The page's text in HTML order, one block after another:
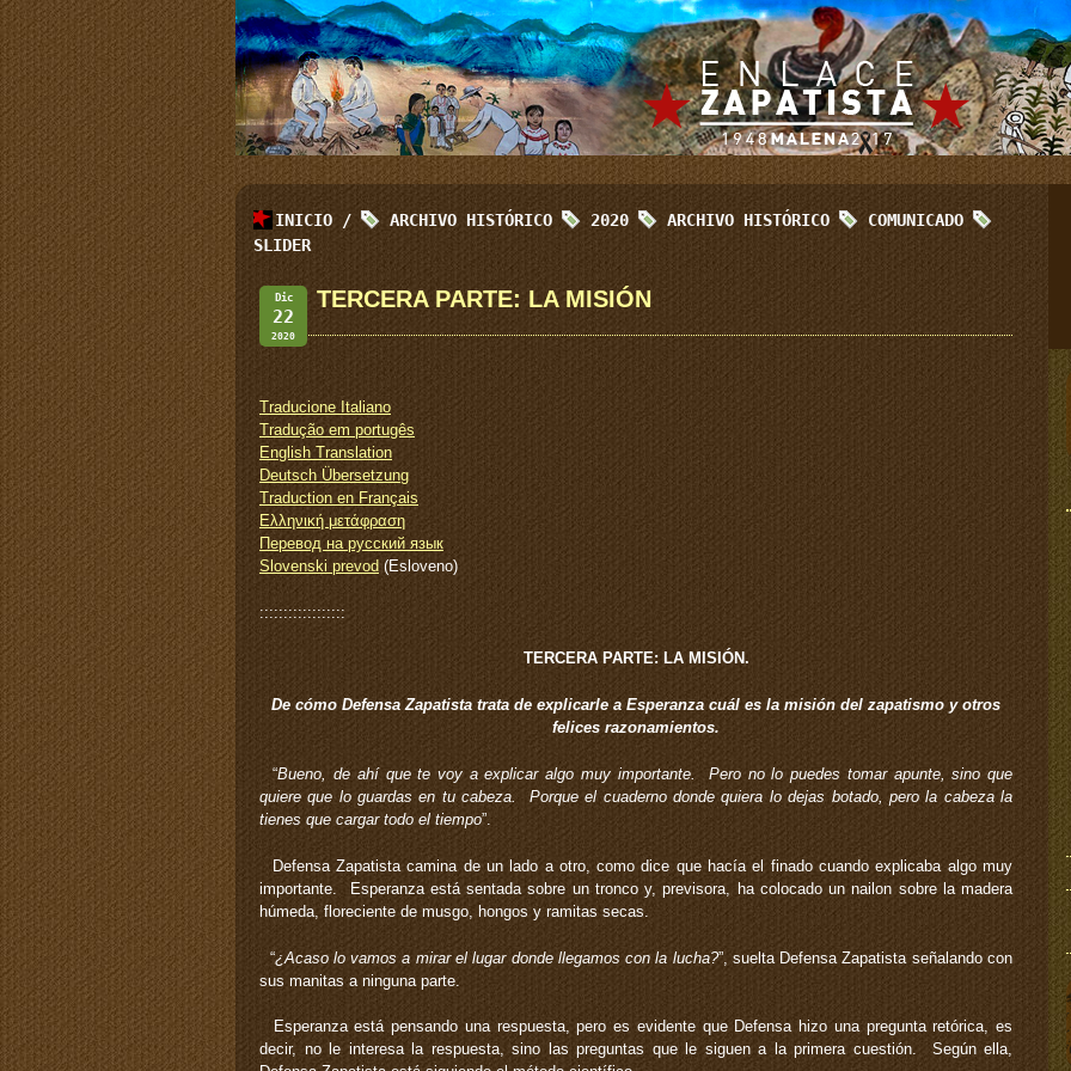
INICIO / ARCHIVO HISTÓRICO 2020 ARCHIVO HISTÓRICO
COMUNICADO
SLIDER
Dic
22
2020
TERCERA PARTE: LA MISIÓN
Traducione Italiano
Tradução em portugês
English Translation
Deutsch Übersetzung
Traduction en Français
Ελληνική μετάφραση
Перевод на русский язык
Slovenski prevod (Esloveno)
::::::::::::::::::
TERCERA PARTE: LA MISIÓN.
De cómo Defensa Zapatista trata de explicarle a Esperanza cuál es la misión del zapatismo y otros
felices razonamientos.
“Bueno, de ahí que te voy a explicar algo muy importante. Pero no lo puedes tomar apunte, sino que
quiere que lo guardas en tu cabeza. Porque el cuaderno donde quiera lo dejas botado, pero la cabeza la
tienes que cargar todo el tiempo”.
Defensa Zapatista camina de un lado a otro, como dice que hacía el finado cuando explicaba algo muy
importante. Esperanza está sentada sobre un tronco y, previsora, ha colocado un nailon sobre la madera
húmeda, floreciente de musgo, hongos y ramitas secas.
“¿Acaso lo vamos a mirar el lugar donde llegamos con la lucha?”, suelta Defensa Zapatista señalando con
sus manitas a ninguna parte.
Esperanza está pensando una respuesta, pero es evidente que Defensa hizo una pregunta retórica, es
decir, no le interesa la respuesta, sino las preguntas que le siguen a la primera cuestión. Según ella,